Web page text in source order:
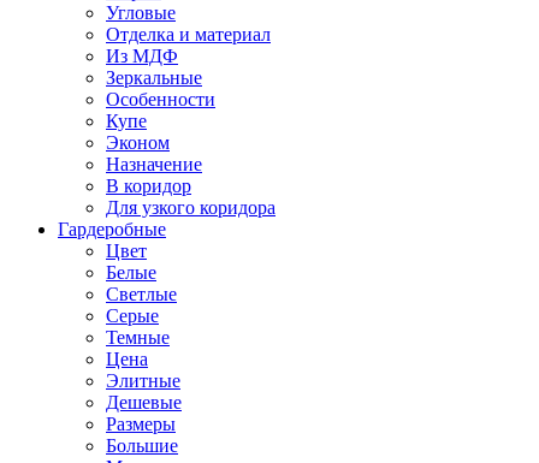
Угловые
Отделка и материал
Из МДФ
Зеркальные
Особенности
Купе
Эконом
Назначение
В коридор
Для узкого коридора
Гардеробные
Цвет
Белые
Светлые
Серые
Темные
Цена
Элитные
Дешевые
Размеры
Большие